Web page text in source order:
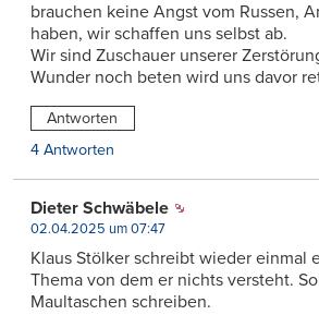
brauchen keine Angst vom Russen,
haben, wir schaffen uns selbst ab.
Wir sind Zuschauer unserer
Wunder noch beten wird uns davor
Antworten
4 Antworten
Dieter Schwäbele
02.04.2025 um 07:47
Klaus Stölker schreibt wieder einmal
Thema von dem er nichts versteht.
Maultaschen schreiben.